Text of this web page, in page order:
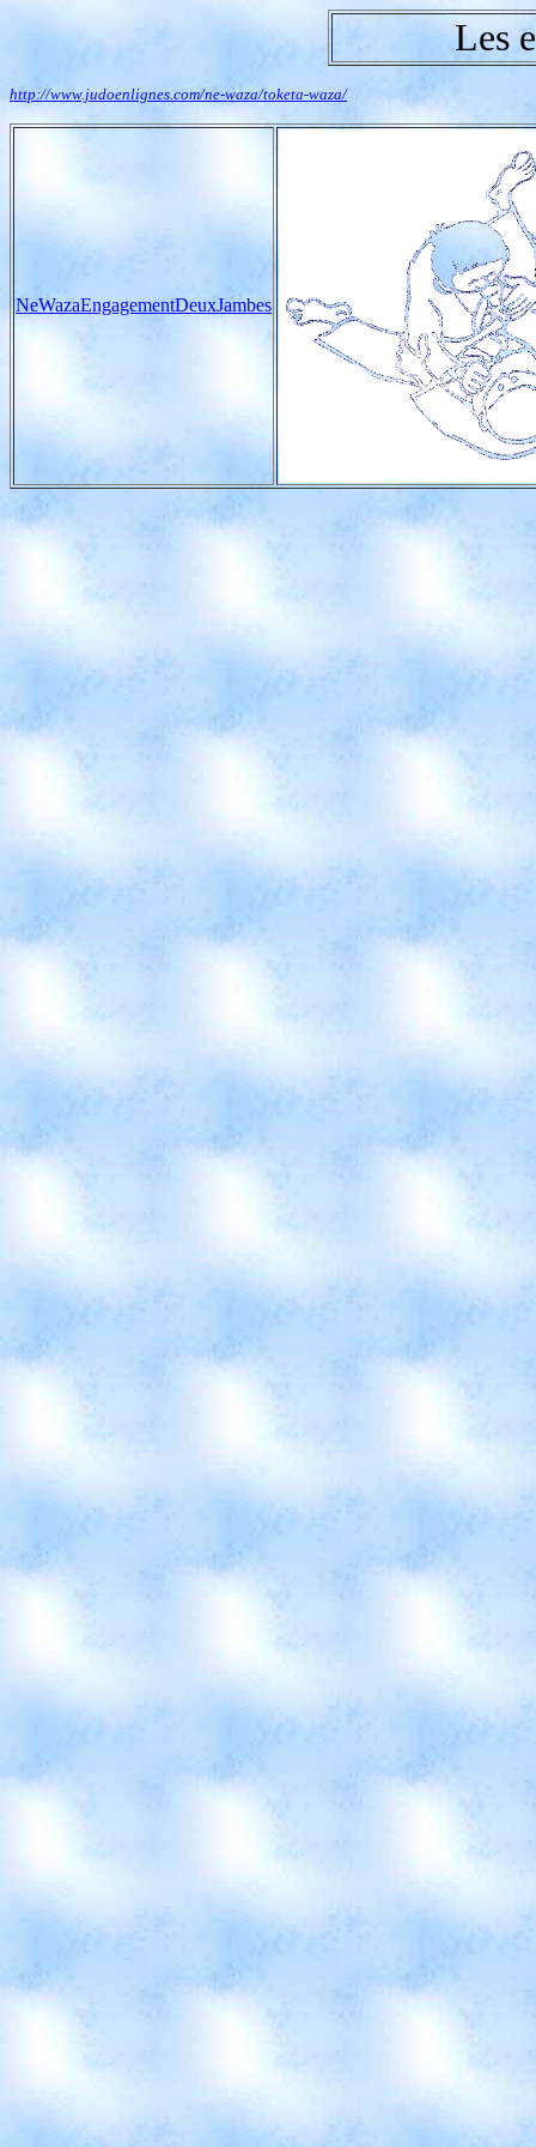
Les
http://www.judoenlignes.com/ne-waza/toketa-waza/
NeWazaEngagementDeuxJambes